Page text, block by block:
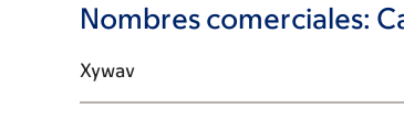
Nombres comerciales:
Xywav